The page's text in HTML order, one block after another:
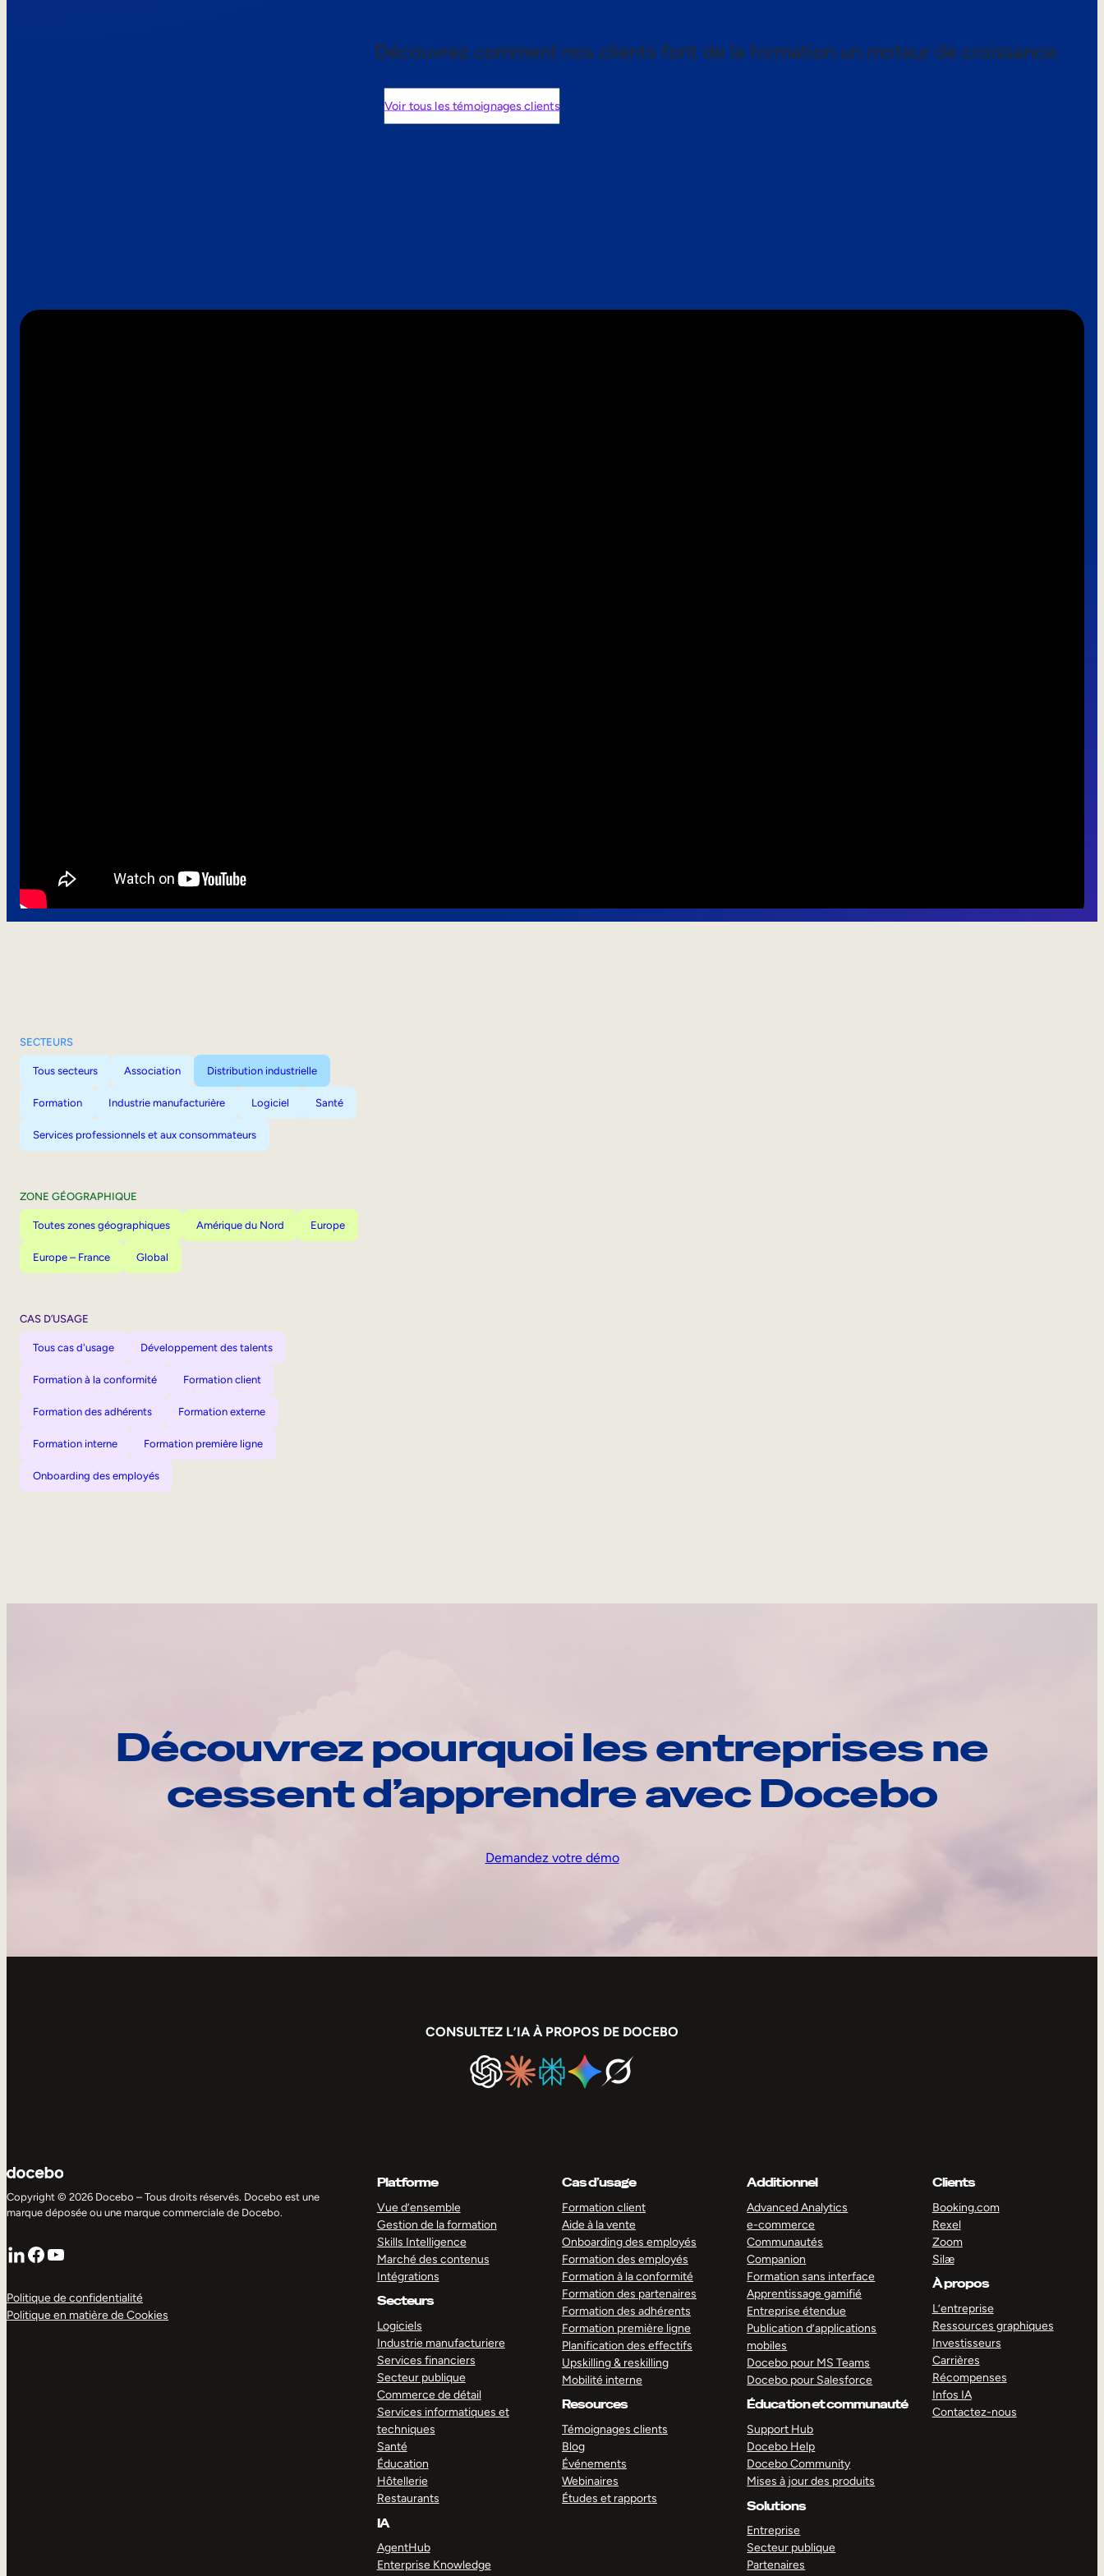
Découvrez comment nos clients font de la formation un moteur de croissance.
Voir tous les témoignages clients
SECTEURS
Tous secteurs Association Distribution industrielle
Formation Industrie manufacturière Logiciel Santé
Services professionnels et aux consommateurs
ZONE GÉOGRAPHIQUE
Toutes zones géographiques Amérique du Nord Europe
Europe – France Global
CAS D’USAGE
Tous cas d'usage Développement des talents
Formation à la conformité Formation client
Formation des adhérents Formation externe
Formation interne Formation première ligne
Onboarding des employés
Découvrez pourquoi les entreprises ne
cessent d’apprendre avec Docebo
Demandez votre démo
CONSULTEZ L’IA À PROPOS DE DOCEBO
Copyright © 2026 Docebo – Tous droits réservés. Docebo est une
marque déposée ou une marque commerciale de Docebo.
LinkedIn
Facebook
YouTube
Politique de confidentialité
Politique en matière de Cookies
Platforme
Vue d’ensemble
Gestion de la formation
Skills Intelligence
Marché des contenus
Intégrations
Secteurs
Logiciels
Industrie manufacturiere
Services financiers
Secteur publique
Commerce de détail
Services informatiques et
techniques
Santé
Éducation
Hôtellerie
Restaurants
IA
AgentHub
Enterprise Knowledge
Cas d’usage
Formation client
Aide à la vente
Onboarding des employés
Formation des employés
Formation à la conformité
Formation des partenaires
Formation des adhérents
Formation première ligne
Planification des effectifs
Upskilling & reskilling
Mobilité interne
Resources
Témoignages clients
Blog
Événements
Webinaires
Études et rapports
Additionnel
Advanced Analytics
e-commerce
Communautés
Companion
Formation sans interface
Apprentissage gamifié
Entreprise étendue
Publication d’applications
mobiles
Docebo pour MS Teams
Docebo pour Salesforce
Éducation et communauté
Support Hub
Docebo Help
Docebo Community
Mises à jour des produits
Solutions
Entreprise
Secteur publique
Partenaires
Clients
Booking.com
Rexel
Zoom
Silæ
À propos
L’entreprise
Ressources graphiques
Investisseurs
Carrières
Récompenses
Infos IA
Contactez-nous